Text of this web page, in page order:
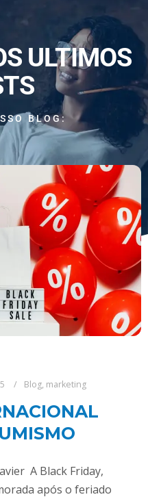
ULTIMOS
BLOG:
Blog, marketing
A Black Friday,
após o feriado